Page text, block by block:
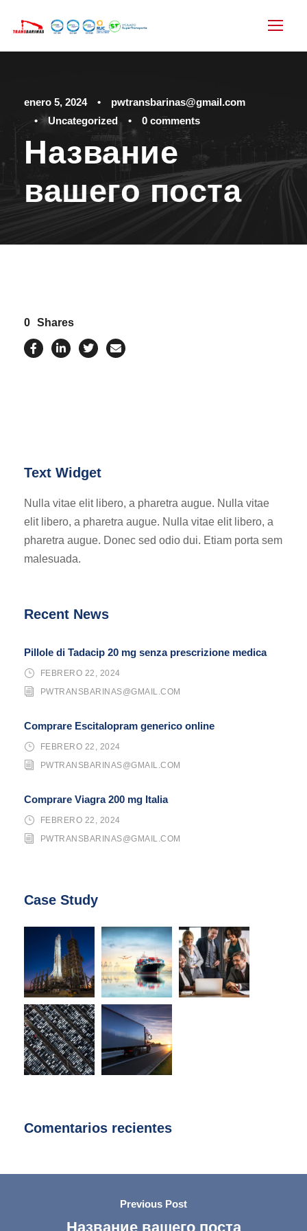
enero 5, 2024 •
pwtransbarinas@gmail.com
•
Uncategorized • 0 comments
Название
вашего поста
0 Shares
Text Widget
Nulla vitae elit libero, a pharetra augue. Nulla vitae
elit libero, a pharetra augue. Nulla vitae elit libero, a
pharetra augue. Donec sed odio dui. Etiam porta sem
malesuada.
Recent News
Pillole di Tadacip 20 mg senza prescrizione medica
FEBRERO 22, 2024
PWTRANSBARINAS@GMAIL.COM
Comprare Escitalopram generico online
FEBRERO 22, 2024
PWTRANSBARINAS@GMAIL.COM
Comprare Viagra 200 mg Italia
FEBRERO 22, 2024
PWTRANSBARINAS@GMAIL.COM
Case Study
Comentarios recientes
Previous Post
Название вашего поста